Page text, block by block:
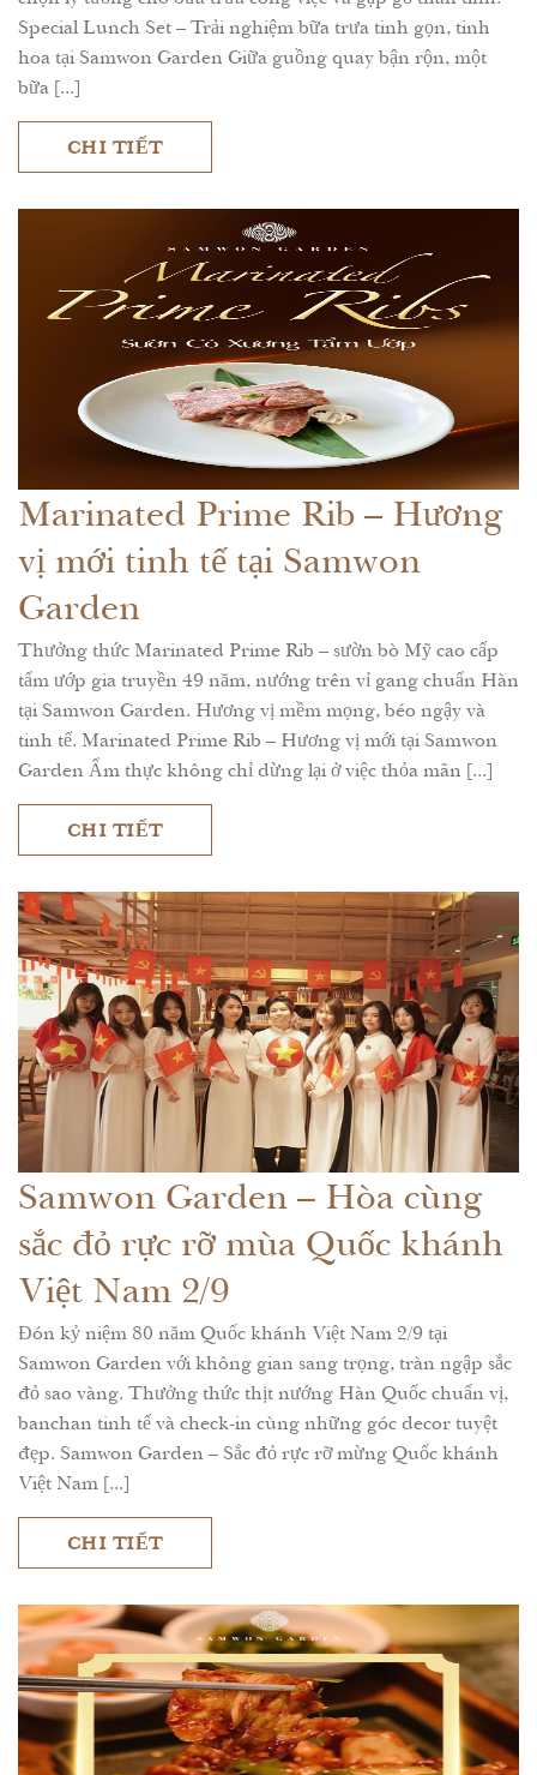
Special Lunch Set – Trải nghiệm bữa trưa tinh gọn, tinh
hoa tại Samwon Garden Giữa guồng quay bận rộn, một
bữa [...]
CHI TIẾT
Marinated Prime Rib – Hương
vị mới tinh tế tại Samwon
Garden
Thưởng thức Marinated Prime Rib – sườn bò Mỹ cao cấp
tẩm ướp gia truyền 49 năm, nướng trên vỉ gang chuẩn Hàn
tại Samwon Garden. Hương vị mềm mọng, béo ngậy và
tinh tế. Marinated Prime Rib – Hương vị mới tại Samwon
Garden Ẩm thực không chỉ dừng lại ở việc thỏa mãn [...]
CHI TIẾT
Samwon Garden – Hòa cùng
sắc đỏ rực rỡ mùa Quốc khánh
Việt Nam 2/9
Đón kỷ niệm 80 năm Quốc khánh Việt Nam 2/9 tại
Samwon Garden với không gian sang trọng, tràn ngập sắc
đỏ sao vàng. Thưởng thức thịt nướng Hàn Quốc chuẩn vị,
banchan tinh tế và check-in cùng những góc decor tuyệt
đẹp. Samwon Garden – Sắc đỏ rực rỡ mừng Quốc khánh
Việt Nam [...]
CHI TIẾT